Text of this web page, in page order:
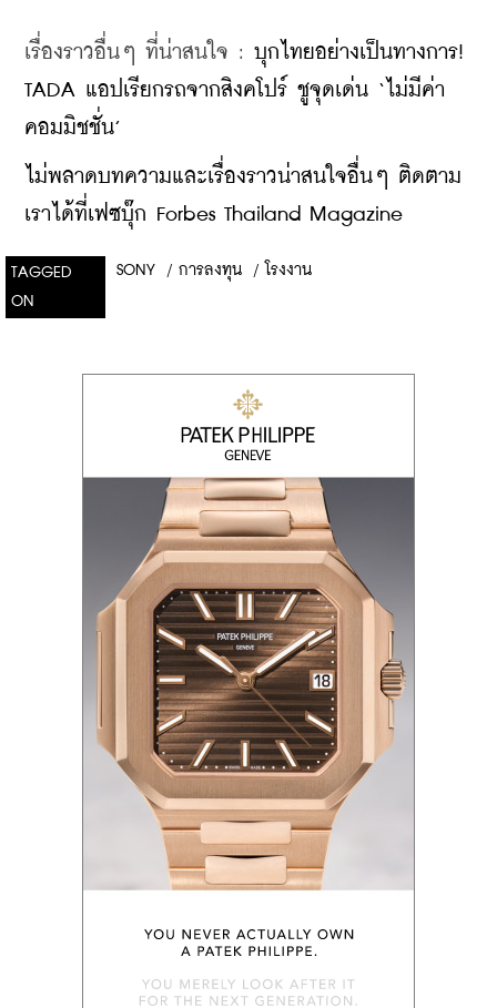
เรื่องราวอื่นๆ ที่น่าสนใจ : บุกไทยอย่างเป็นทางการ!
TADA แอปเรียกรถจากสิงคโปร์ ชูจุดเด่น ‘ไม่มีค่า
คอมมิชชั่น’
ไม่พลาดบทความและเรื่องราวน่าสนใจอื่นๆ ติดตาม
เราได้ที่เฟซบุ๊ก Forbes Thailand Magazine
TAGGED
ON
SONY / การลงทุน / โรงงาน